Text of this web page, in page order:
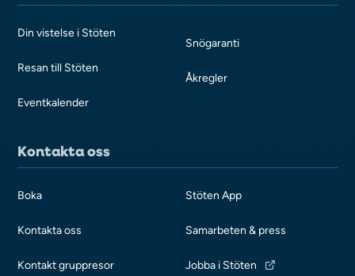
Din vistelse i Stöten
Resan till Stöten
Eventkalender
Snögaranti
Åkregler
Kontakta oss
Boka
Kontakta oss
Kontakt gruppresor
Stöten App
Samarbeten & press
Jobba i Stöten